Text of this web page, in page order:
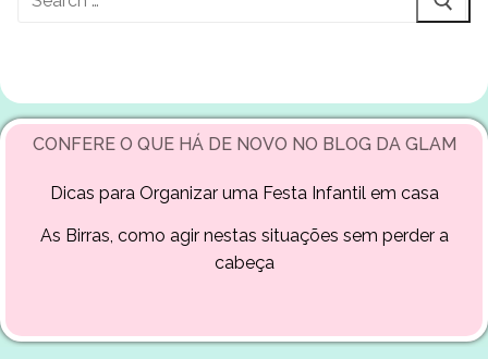
CONFERE O QUE HÁ DE NOVO NO BLOG DA GLAM
Dicas para Organizar uma Festa Infantil em casa
As Birras, como agir nestas situações sem perder a
cabeça